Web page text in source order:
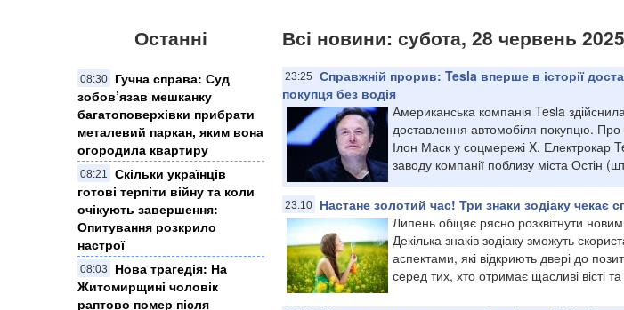
Останні
08:30
Гучна справа: Суд
зобов’язав мешканку
багатоповерхівки прибрати
металевий паркан, яким вона
огородила квартиру
08:21
Скільки українців
готові терпіти війну та коли
очікують завершення:
Опитування розкрило
настрої
08:03
Нова трагедія: На
Житомирщині чоловік
раптово помер після
Всі новини: субота, 28 червень
23:25
Справжній прорив: Tesla вперше в історії
покупця без водія
Американська компанія Tesla
доставлення автомобіля покупцю.
Ілон Маск у соцмережі X. Електрокар
заводу компанії поблизу міста Остін
23:10
Настане золотий час! Три знаки зодіаку чекає
Липень обіцяє рясно розквітнути
Декілька знаків зодіаку зможуть
аспектами, які відкриють двері до
серед тих, хто отримає щасливі вісті